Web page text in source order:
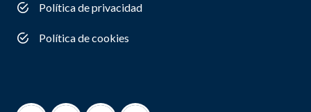
Política de privacidad
Política de cookies